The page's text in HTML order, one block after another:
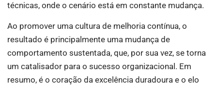
técnicas, onde o cenário está em constante mudança.
Ao promover uma cultura de melhoria contínua, o
resultado é principalmente uma mudança de
comportamento sustentada, que, por sua vez, se torna
um catalisador para o sucesso organizacional. Em
resumo, é o coração da excelência duradoura e o elo